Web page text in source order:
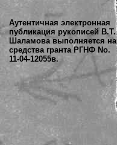
Аутентичная электронная
публикация рукописей В.Т.
Шаламова выполняется на
средства гранта РГНФ No.
11-04-12055в.